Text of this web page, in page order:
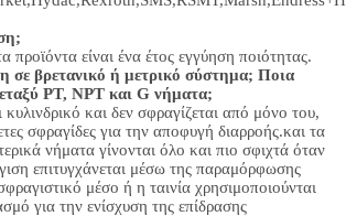
προϊόντα είναι ένα έτος εγγύηση ποιότητας.
σε βρετανικό ή μετρικό σύστημα; Ποια
PT, NPT και G νήματα;
και δεν σφραγίζεται από μόνο του,
σφραγίδες για την αποφυγή διαρροής.και τα
νήματα γίνονται όλο και πιο σφιχτά όταν
επιτυγχάνεται μέσω της παραμόρφωσης
μέσο ή η ταινία χρησιμοποιούνται
για την ενίσχυση της επίδρασης